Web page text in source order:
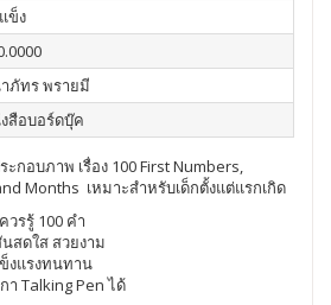
ข็ง
ภัทร พรายมี
สือบอร์ดบุ๊ค
อบภาพ เรื่อง 100 First Numbers,
Months เหมาะสำหรับเด็กตั้งแต่แรกเกิด
รรู้ 100 คำ
สดใส สวยงาม
งแรงทนทาน
Talking Pen ได้